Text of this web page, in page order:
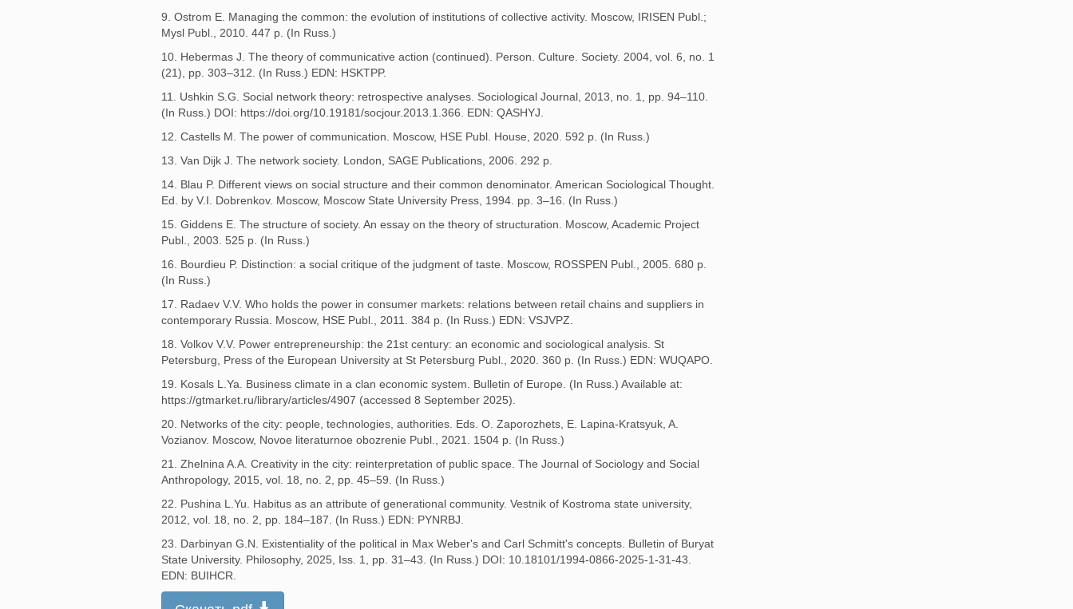
9. Ostrom E. Managing the common: the evolution of institutions of collective activity. Moscow, IRISEN Publ.;
Mysl Publ., 2010. 447 p. (In Russ.)
10. Hebermas J. The theory of communicative action (continued). Person. Culture. Society. 2004, vol. 6, no. 1
(21), pp. 303–312. (In Russ.) EDN: HSKTPP.
11. Ushkin S.G. Social network theory: retrospective analyses. Sociological Journal, 2013, no. 1, pp. 94–110.
(In Russ.) DOI: https://doi.org/10.19181/socjour.2013.1.366. EDN: QASHYJ.
12. Castells M. The power of communication. Moscow, HSE Publ. House, 2020. 592 p. (In Russ.)
13. Van Dijk J. The network society. London, SAGE Publications, 2006. 292 p.
14. Blau P. Different views on social structure and their common denominator. American Sociological Thought.
Ed. by V.I. Dobrenkov. Moscow, Moscow State University Press, 1994. pp. 3–16. (In Russ.)
15. Giddens E. The structure of society. An essay on the theory of structuration. Moscow, Academic Project
Publ., 2003. 525 p. (In Russ.)
16. Bourdieu P. Distinction: a social critique of the judgment of taste. Moscow, ROSSPEN Publ., 2005. 680 p.
(In Russ.)
17. Radaev V.V. Who holds the power in consumer markets: relations between retail chains and suppliers in
contemporary Russia. Moscow, HSE Publ., 2011. 384 p. (In Russ.) EDN: VSJVPZ.
18. Volkov V.V. Power entrepreneurship: the 21st century: an economic and sociological analysis. St
Petersburg, Press of the European University at St Petersburg Publ., 2020. 360 p. (In Russ.) EDN: WUQAPO.
19. Kosals L.Ya. Business climate in a clan economic system. Bulletin of Europe. (In Russ.) Available at:
https://gtmarket.ru/library/articles/4907 (accessed 8 September 2025).
20. Networks of the city: people, technologies, authorities. Eds. O. Zaporozhets, E. Lapina-Kratsyuk, A.
Vozianov. Moscow, Novoe literaturnoe obozrenie Publ., 2021. 1504 p. (In Russ.)
21. Zhelnina A.A. Creativity in the city: reinterpretation of public space. The Journal of Sociology and Social
Anthropology, 2015, vol. 18, no. 2, pp. 45–59. (In Russ.)
22. Pushina L.Yu. Habitus as an attribute of generational community. Vestnik of Kostroma state university,
2012, vol. 18, no. 2, pp. 184–187. (In Russ.) EDN: PYNRBJ.
23. Darbinyan G.N. Existentiality of the political in Max Weber's and Carl Schmitt's concepts. Bulletin of Buryat
State University. Philosophy, 2025, Iss. 1, pp. 31–43. (In Russ.) DOI: 10.18101/1994-0866-2025-1-31-43.
EDN: BUIHCR.